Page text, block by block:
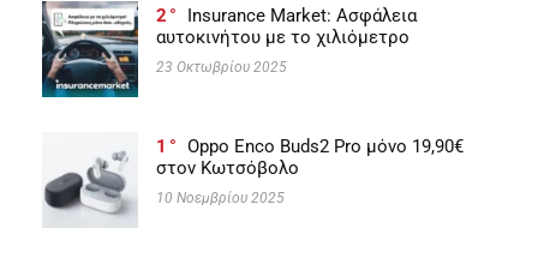
2
Insurance Market: Ασφάλεια
αυτοκινήτου με το χιλιόμετρο
23 Οκτωβρίου 2025
1
Oppo Enco Buds2 Pro μόνο 19,90€
στον Κωτσόβολο
10 Νοεμβρίου 2025